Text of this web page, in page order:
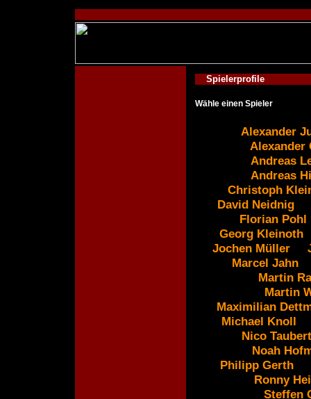
Spielerprofile
Wähle einen Spieler
Alexander
Alexander
Andreas
Andreas
Christoph
David Neidnig
Florian Pohl
Georg Kleinoth
Jochen Müller
Marcel Jahn
Martin
Martin
Maximilian
Michael Knoll
Nico Taubert
Noah
Philipp Gerth
Ronny
Steffen